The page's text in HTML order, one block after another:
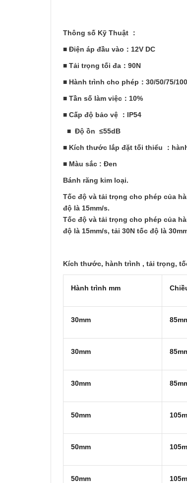
Thông số Kỹ Thuật ：
■ Điện áp đầu vào：12V DC
■ Tải trọng tối đa：90N
■ Hành trình cho phép：30/50/75/
■ Tần số làm việc：10%
■ Cấp độ bảo vệ ：IP54
■ Độ ồn ≤55dB
■ Kích thước lắp đặt tối thiểu ：
■ Màu sắc : Đen
Bánh răng kim loại.
Tốc độ và tải trọng cho phép của
độ là 15mm/s.
Tốc độ và tải trọng cho phép của
độ là 15mm/s, tải 30N tốc độ là
Kích thước, hành trình , tải trọng,
Hành trình mm
30mm
30mm
30mm
50mm
50mm
50mm